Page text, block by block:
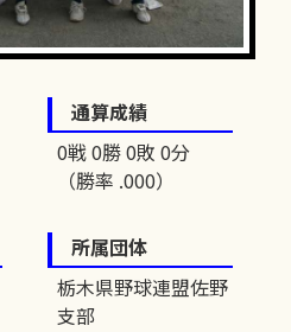
通算成績
0戦 0勝 0敗 0分
（勝率 .000）
所属団体
栃木県野球連盟佐野
支部